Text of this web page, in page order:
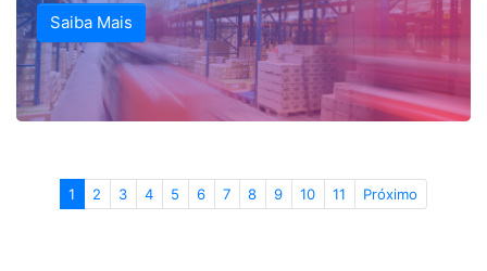
Saiba Mais
1 2 3 4 5 6 7 8 9 10 11 Próximo